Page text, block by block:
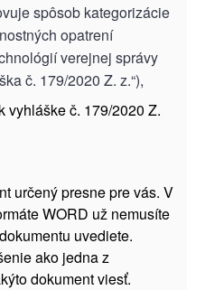
spôsob kategorizácie
opatrení
verejnej správy
č. 179/2020 Z. z.“),
vyhláške č. 179/2020 Z.
určený presne pre vás. V
WORD už nemusíte
uvediete.
ako jedna z
dokument viesť.